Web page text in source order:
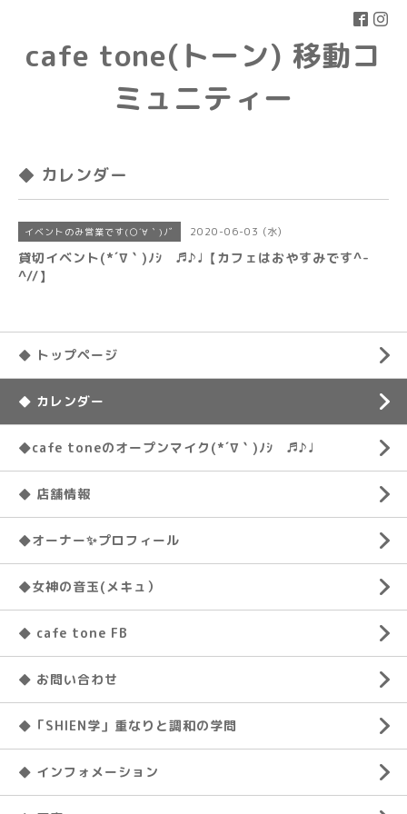
cafe tone(トーン) 移動コ
ミュニティー
◆ カレンダー
イベントのみ営業です(○´∀｀)ﾉﾞ 2020-06-03 (水)
貸切イベント(*´∇｀)ﾉｼ ♬♪♩【カフェはおやすみです^-
^//】
◆ トップページ
◆ カレンダー
◆cafe toneのオープンマイク(*´∇｀)ﾉｼ ♬♪♩
◆ 店舗情報
◆オーナー✨プロフィール
◆女神の音玉(メキュ）
◆ cafe tone FB
◆ お問い合わせ
◆「SHIEN学」重なりと調和の学問
◆ インフォメーション